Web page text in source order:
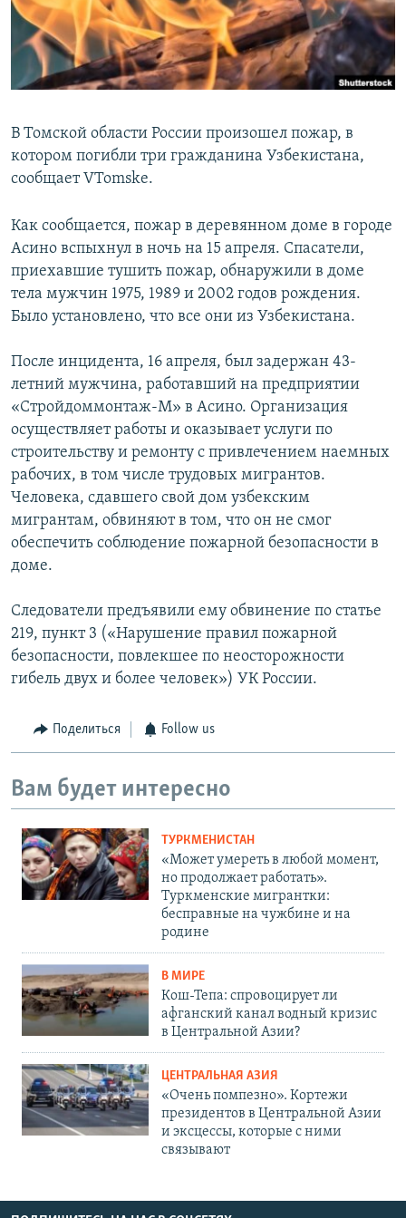
В Томской области России произошел пожар, в
котором погибли три гражданина Узбекистана,
сообщает VTomske.
Как сообщается, пожар в деревянном доме в городе
Асино вспыхнул в ночь на 15 апреля. Спасатели,
приехавшие тушить пожар, обнаружили в доме
тела мужчин 1975, 1989 и 2002 годов рождения.
Было установлено, что все они из Узбекистана.
После инцидента, 16 апреля, был задержан 43-
летний мужчина, работавший на предприятии
«Стройдоммонтаж-М» в Асино. Организация
осуществляет работы и оказывает услуги по
строительству и ремонту с привлечением наемных
рабочих, в том числе трудовых мигрантов.
Человека, сдавшего свой дом узбекским
мигрантам, обвиняют в том, что он не смог
обеспечить соблюдение пожарной безопасности в
доме.
Следователи предъявили ему обвинение по статье
219, пункт 3 («Нарушение правил пожарной
безопасности, повлекшее по неосторожности
гибель двух и более человек») УК России.
Поделиться Follow us
Вам будет интересно
ТУРКМЕНИСТАН
«Может умереть в любой момент,
но продолжает работать».
Туркменские мигрантки:
бесправные на чужбине и на
родине
В МИРЕ
Кош-Тепа: спровоцирует ли
афганский канал водный кризис
в Центральной Азии?
ЦЕНТРАЛЬНАЯ АЗИЯ
«Очень помпезно». Кортежи
президентов в Центральной Азии
и эксцессы, которые с ними
связывают